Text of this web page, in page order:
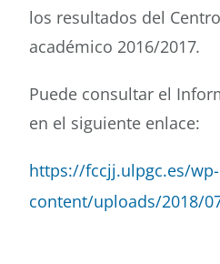
los resultados del
académico 2016/2017.
Puede consultar el
en el siguiente enlace:
https://fccjj.ulpgc.es/wp-
content/uploads/2018/